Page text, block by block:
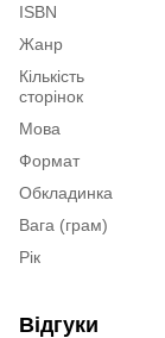
ISBN
Жанр
Кількість
сторінок
Мова
Формат
Обкладинка
Вага (грам)
Рік
Відгуки